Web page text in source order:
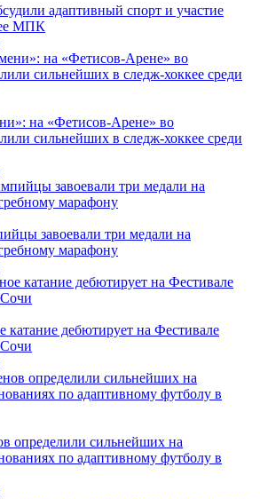
адаптивный спорт и участие
МПК
на «Фетисов-Арене» во
сильнейших в следж-хоккее среди
завоевали три медали на
марафону
катание дебютирует на Фестивале
определили сильнейших на
по адаптивному футболу в